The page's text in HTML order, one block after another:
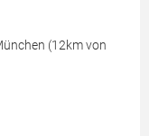
(12km von